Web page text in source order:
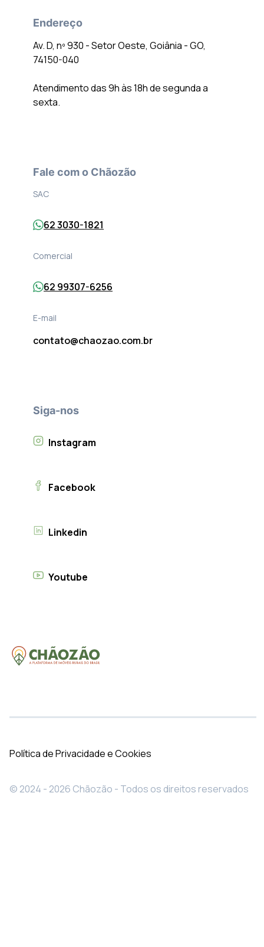
Endereço
Av. D, nº 930 - Setor Oeste, Goiânia - GO,
74150-040
Atendimento das 9h às 18h de segunda a
sexta.
Fale com o Chãozão
SAC
62 3030-1821
Comercial
62 99307-6256
E-mail
contato@chaozao.com.br
Siga-nos
Instagram
Facebook
Linkedin
Youtube
Política de Privacidade e Cookies
© 2024 - 2026 Chãozão - Todos os direitos reservados